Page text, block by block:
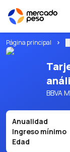
Página principal
BBVA
Anualidad
Ingreso mínimo
Edad